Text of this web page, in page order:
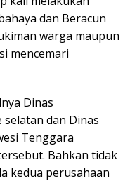
dan Beracun
warga maupun
mencemari
Dinas
dan Dinas
Tenggara
Bahkan tidak
kedua perusahaan